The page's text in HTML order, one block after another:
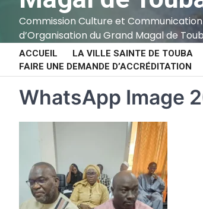
Commission Culture et
d’Organisation du Grand Magal de
ACCUEIL LA VILLE SAINTE DE TOUBA
FAIRE UNE DEMANDE D’ACCRÉDITATION
WhatsApp Image